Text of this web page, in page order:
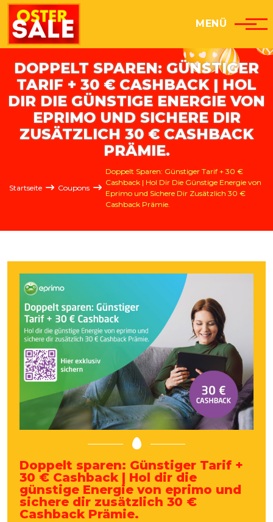
Direkt zum Inhalt
MENÜ
DOPPELT SPAREN: GÜNSTIGER
TARIF + 30 € CASHBACK | HOL
DIR DIE GÜNSTIGE ENERGIE VON
EPRIMO UND SICHERE DIR
ZUSÄTZLICH 30 € CASHBACK
PRÄMIE.
Pfadnavigation
Startseite Coupons
Doppelt Sparen: Günstiger Tarif + 30 €
Cashback | Hol Dir Die Günstige Energie von
Eprimo und Sichere Dir Zusätzlich 30 €
Cashback Prämie.
Doppelt sparen: Günstiger Tarif +
30 € Cashback | Hol dir die
günstige Energie von eprimo und
sichere dir zusätzlich 30 €
Cashback Prämie.